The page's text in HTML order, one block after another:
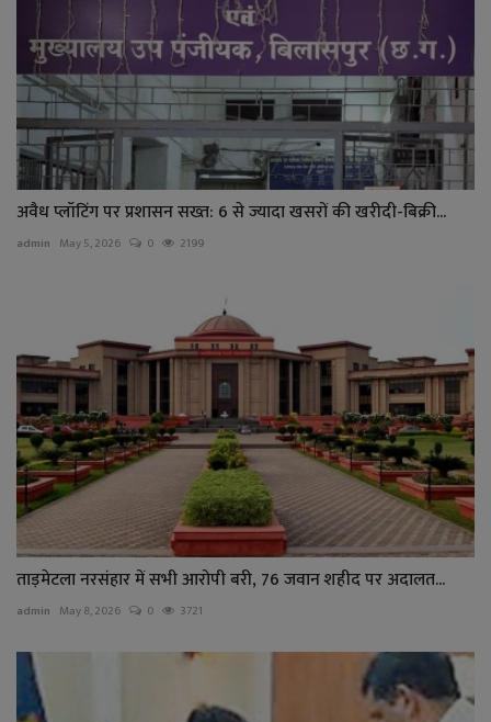
अवैध प्लॉटिंग पर प्रशासन सख्त: 6 से ज्यादा खसरों की खरीदी-बिक्री...
admin May 5, 2026 0 2199
ताड़मेटला नरसंहार में सभी आरोपी बरी, 76 जवान शहीद पर अदालत...
admin May 8, 2026 0 3721